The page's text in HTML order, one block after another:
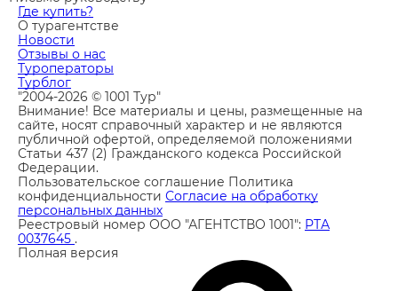
Где купить?
О турагентстве
Новости
Отзывы о нас
Туроператоры
Турблог
"2004-2026 © 1001 Тур"
Внимание! Все материалы и цены, размещенные на
сайте, носят справочный характер и не являются
публичной офертой, определяемой положениями
Статьи 437 (2) Гражданского кодекса Российской
Федерации.
Пользовательское соглашение Политика
конфиденциальности Согласие на обработку
персональных данных
Реестровый номер ООО "АГЕНТСТВО 1001": РТА
0037645 .
Полная версия